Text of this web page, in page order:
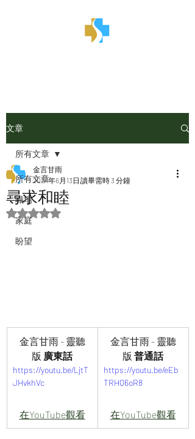
文章
所有文章
職場
家庭
盼望
所有文章
尋求和睦
金言甘雨
2024年6月13日 讀畢需時 3 分鐘
評等為 NaN（最高為 5 顆星）。
金言甘雨 - 靈聽
版 廣東話
https://youtu.be/LjtT
JHvkhVc
在YouTube觀看
金言甘雨 - 靈聽
版 普通話
https://youtu.be/eEb
TRHQ6oR8
在YouTube觀看